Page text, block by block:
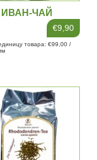
ИВАН-ЧАЙ
€9,90
товара: €99,00 /